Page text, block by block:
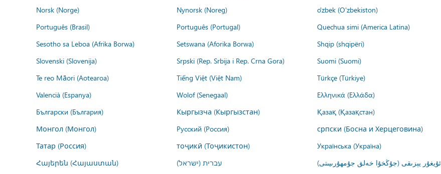
Norsk (Norge)
Nynorsk (Noreg) o'zbek (O'zbekiston)
Português (Brasil)
Português (Portugal) Quechua simi (America Latina)
Sesotho sa Leboa (Afrika Borwa)
Setswana (Aforika Borwa) Shqip (shqipëri)
Slovenski (Slovenija)
Srpski (Rep. Srbija i Rep. Crna Gora) Suomi (Suomi)
Te reo Māori (Aotearoa)
Tiếng Việt (Việt Nam) Türkçe (Türkiye)
Valencià (Espanya)
Wolof (Senegaal) Ελληνικά (Ελλάδα)
Български (България)
Кыргызча (Кыргызстан) Қазақ (Қазақстан)
Монгол (Монгол)
Русский (Россия) српски (Босна и Херцеговина)
Татар (Россия)
тоҷикӣ (Тоҷикистон) Українська (Україна)
Հայերեն (Հայաստան)
עברית (ישראל) ئۇيغۇر يېزىقى (جۇڭخۇا خەلق جۇمھۇرىيىتى)